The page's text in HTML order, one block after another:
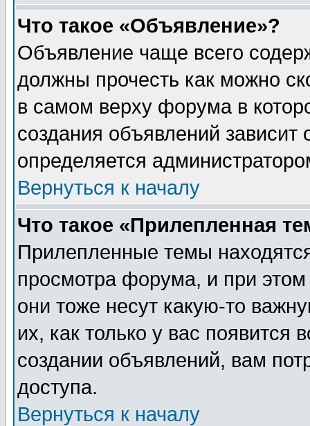
Что такое «Объявление»?
Объявление чаще всего
должны прочесть как можно
в самом верху форума в
создания объявлений зависит
определяется
Вернуться к началу
Что такое «Прилепленная
Прилепленные темы
просмотра форума, и при
они тоже несут какую-то
их, как только у вас появится
создании объявлений, вам
доступа.
Вернуться к началу